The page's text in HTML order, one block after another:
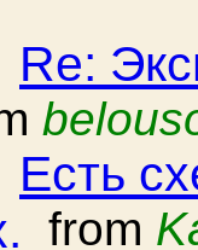
Re:
Есть
from